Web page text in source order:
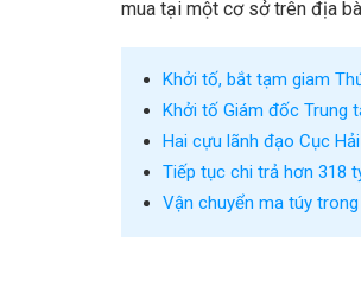
mua tại một cơ sở trên địa
Khởi tố, bắt tạm giam
Khởi tố Giám đốc Trung
Hai cựu lãnh đạo Cục
Tiếp tục chi trả hơn 318
Vận chuyển ma túy